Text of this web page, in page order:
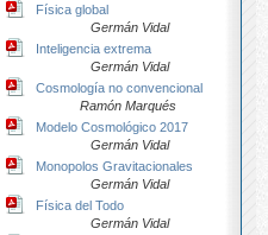
Física global
Germán Vidal
Inteligencia extrema
Germán Vidal
Cosmología no convencional
Ramón Marqués
Modelo Cosmológico 2017
Germán Vidal
Monopolos Gravitacionales
Germán Vidal
Física del Todo
Germán Vidal